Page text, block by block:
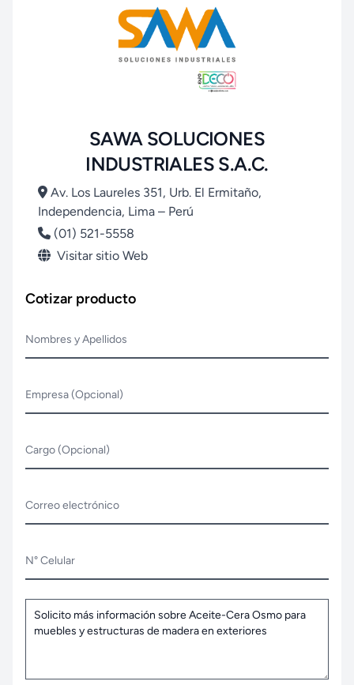
SAWA SOLUCIONES
INDUSTRIALES S.A.C.
Av. Los Laureles 351, Urb. El Ermitaño,
Independencia, Lima – Perú
(01) 521-5558
Visitar sitio Web
Cotizar producto
Nombres y Apellidos
Empresa (Opcional)
Cargo (Opcional)
Correo electrónico
N° Celular